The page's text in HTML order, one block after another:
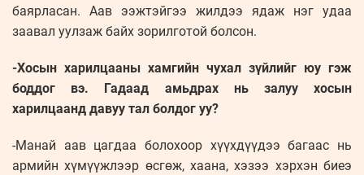
баярласан. Аав ээжтэйгээ жилдээ ядаж нэг удаа
заавал уулзаж байх зорилготой болсон.
-Хосын харилцааны хамгийн чухал зүйлийг юу гэж
боддог вэ. Гадаад амьдрах нь залуу хосын
харилцаанд давуу тал болдог уу?
-Манай аав цагдаа болохоор хүүхдүүдээ багаас нь
армийн хүмүүжлээр өсгөж, хаана, хэзээ хэрхэн биеэ